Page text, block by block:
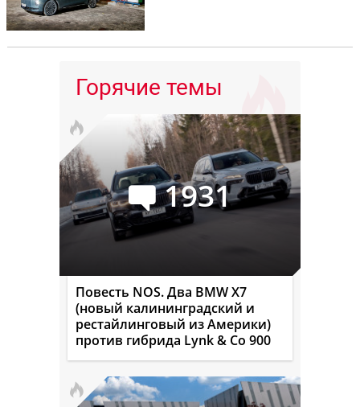
Горячие темы
1931
Повесть NOS. Два BMW X7
(новый калининградский и
рестайлинговый из Америки)
против гибрида Lynk & Co 900